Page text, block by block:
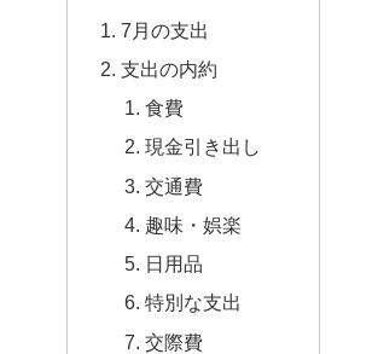
7月の支出
支出の内約
食費
現金引き出し
交通費
趣味・娯楽
日用品
特別な支出
交際費